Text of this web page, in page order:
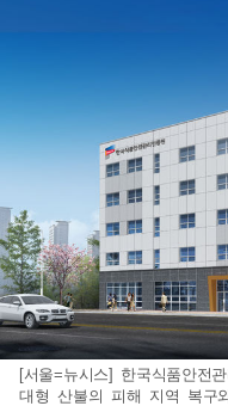
[서울=뉴시스] 한국식품안전
대형 산불의 피해 지역 복구